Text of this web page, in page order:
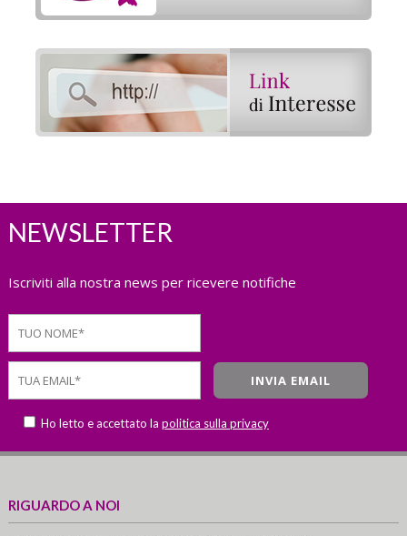
NEWSLETTER
Iscriviti alla nostra news per ricevere notifiche
Ho letto e accettato la politica sulla privacy
RIGUARDO A NOI